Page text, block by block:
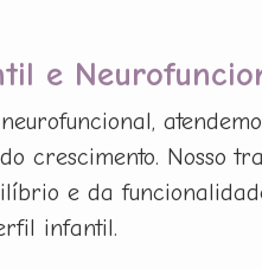
e
crescimento. Nosso
e da
infantil.